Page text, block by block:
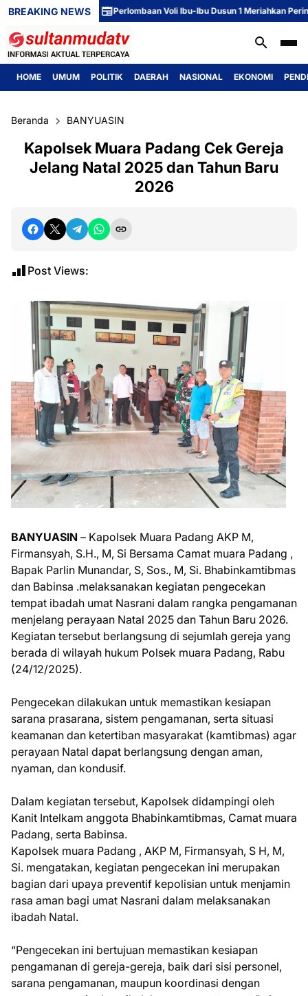
BREAKING NEWS Perlombaan Voli Ibu-Ibu Dusun 1 Meriahkan
HOME UMUM POLITIK DAERAH NASIONAL EKONOMI
Beranda BANYUASIN
Kapolsek Muara Padang Cek Gereja
Jelang Natal 2025 dan Tahun Baru
2026
Post Views:
BANYUASIN – Kapolsek Muara Padang AKP M,
Firmansyah, S.H., M, Si Bersama Camat muara Padang ,
Bapak Parlin Munandar, S, Sos., M, Si. Bhabinkamtibmas
dan Babinsa .melaksanakan kegiatan pengecekan
tempat ibadah umat Nasrani dalam rangka pengamanan
menjelang perayaan Natal 2025 dan Tahun Baru 2026.
Kegiatan tersebut berlangsung di sejumlah gereja yang
berada di wilayah hukum Polsek muara Padang, Rabu
(24/12/2025).
Pengecekan dilakukan untuk memastikan kesiapan
sarana prasarana, sistem pengamanan, serta situasi
keamanan dan ketertiban masyarakat (kamtibmas) agar
perayaan Natal dapat berlangsung dengan aman,
nyaman, dan kondusif.
Dalam kegiatan tersebut, Kapolsek didampingi oleh
Kanit Intelkam anggota Bhabinkamtibmas, Camat muara
Padang, serta Babinsa.
Kapolsek muara Padang , AKP M, Firmansyah, S H, M,
Si. mengatakan, kegiatan pengecekan ini merupakan
bagian dari upaya preventif kepolisian untuk menjamin
rasa aman bagi umat Nasrani dalam melaksanakan
ibadah Natal.
“Pengecekan ini bertujuan memastikan kesiapan
pengamanan di gereja-gereja, baik dari sisi personel,
sarana pengamanan, maupun koordinasi dengan